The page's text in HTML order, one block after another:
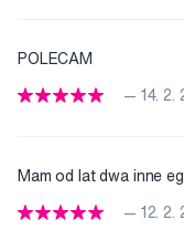
POLECAM
— 14. 2.
Mam od lat dwa inne
— 12. 2.